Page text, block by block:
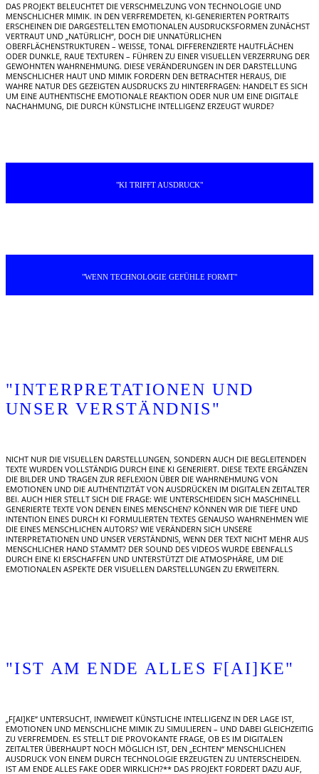
DAS PROJEKT BELEUCHTET DIE VERSCHMELZUNG VON TECHNOLOGIE UND
MENSCHLICHER MIMIK. IN DEN VERFREMDETEN, KI-GENERIERTEN PORTRAITS
ERSCHEINEN DIE DARGESTELLTEN EMOTIONALEN AUSDRUCKSFORMEN ZUNÄCHST
VERTRAUT UND „NATÜRLICH“, DOCH DIE UNNATÜRLICHEN
OBERFLÄCHENSTRUKTUREN – WEISSE, TONAL DIFFERENZIERTE HAUTFLÄCHEN
ODER DUNKLE, RAUE TEXTUREN – FÜHREN ZU EINER VISUELLEN VERZERRUNG DER
GEWOHNTEN WAHRNEHMUNG. DIESE VERÄNDERUNGEN IN DER DARSTELLUNG
MENSCHLICHER HAUT UND MIMIK FORDERN DEN BETRACHTER HERAUS, DIE
WAHRE NATUR DES GEZEIGTEN AUSDRUCKS ZU HINTERFRAGEN: HANDELT ES SICH
UM EINE AUTHENTISCHE EMOTIONALE REAKTION ODER NUR UM EINE DIGITALE
NACHAHMUNG, DIE DURCH KÜNSTLICHE INTELLIGENZ ERZEUGT WURDE?
"KI TRIFFT AUSDRUCK"
"WENN TECHNOLOGIE GEFÜHLE FORMT"
"INTERPRETATIONEN UND
UNSER VERSTÄNDNIS"
NICHT NUR DIE VISUELLEN DARSTELLUNGEN, SONDERN AUCH DIE BEGLEITENDEN
TEXTE WURDEN VOLLSTÄNDIG DURCH EINE KI GENERIERT. DIESE TEXTE ERGÄNZEN
DIE BILDER UND TRAGEN ZUR REFLEXION ÜBER DIE WAHRNEHMUNG VON
EMOTIONEN UND DIE AUTHENTIZITÄT VON AUSDRÜCKEN IM DIGITALEN ZEITALTER
BEI. AUCH HIER STELLT SICH DIE FRAGE: WIE UNTERSCHEIDEN SICH MASCHINELL
GENERIERTE TEXTE VON DENEN EINES MENSCHEN? KÖNNEN WIR DIE TIEFE UND
INTENTION EINES DURCH KI FORMULIERTEN TEXTES GENAUSO WAHRNEHMEN WIE
DIE EINES MENSCHLICHEN AUTORS? WIE VERÄNDERN SICH UNSERE
INTERPRETATIONEN UND UNSER VERSTÄNDNIS, WENN DER TEXT NICHT MEHR AUS
MENSCHLICHER HAND STAMMT? DER SOUND DES VIDEOS WURDE EBENFALLS
DURCH EINE KI ERSCHAFFEN UND UNTERSTÜTZT DIE ATMOSPHÄRE, UM DIE
EMOTIONALEN ASPEKTE DER VISUELLEN DARSTELLUNGEN ZU ERWEITERN.
"IST AM ENDE ALLES F[AI]KE"
„F[AI]KE“ UNTERSUCHT, INWIEWEIT KÜNSTLICHE INTELLIGENZ IN DER LAGE IST,
EMOTIONEN UND MENSCHLICHE MIMIK ZU SIMULIEREN – UND DABEI GLEICHZEITIG
ZU VERFREMDEN. ES STELLT DIE PROVOKANTE FRAGE, OB ES IM DIGITALEN
ZEITALTER ÜBERHAUPT NOCH MÖGLICH IST, DEN „ECHTEN“ MENSCHLICHEN
AUSDRUCK VON EINEM DURCH TECHNOLOGIE ERZEUGTEN ZU UNTERSCHEIDEN.
IST AM ENDE ALLES FAKE ODER WIRKLICH?** DAS PROJEKT FORDERT DAZU AUF,